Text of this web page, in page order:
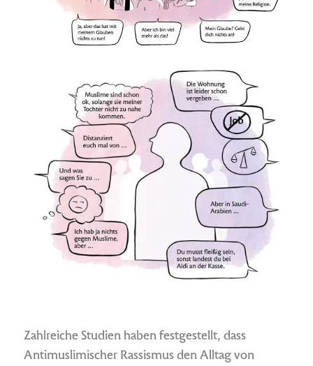
Zahlreiche Studien haben festgestellt, dass
Antimuslimischer Rassismus den Alltag von